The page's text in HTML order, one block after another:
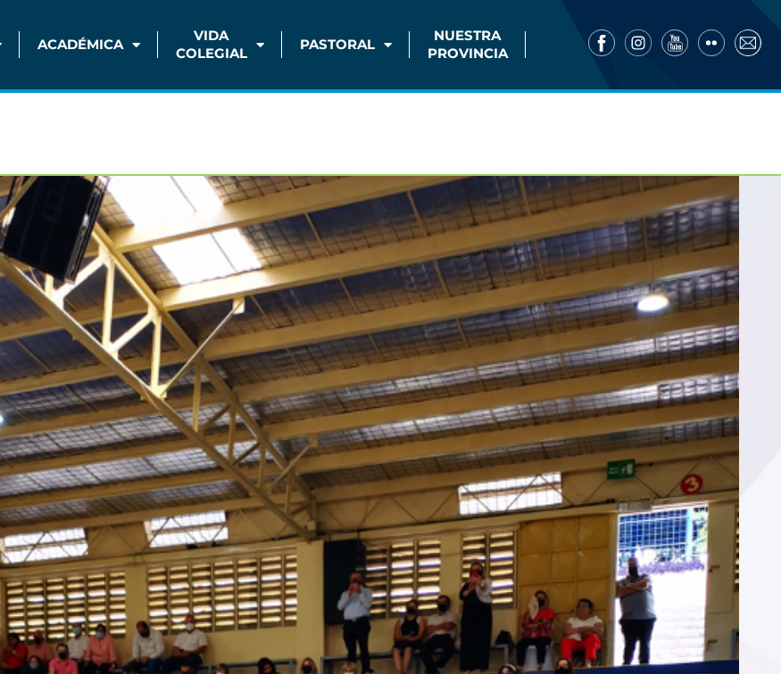
ACADÉMICA
VIDA
COLEGIAL
PASTORAL
NUESTRA
PROVINCIA